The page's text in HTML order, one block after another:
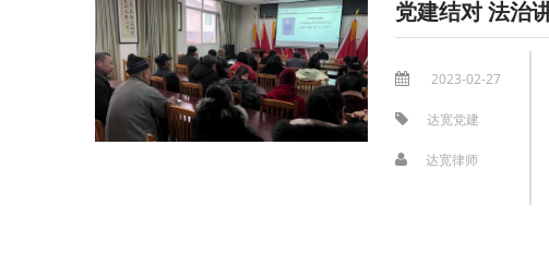
党建结对 法治
2023-02-27
达宽党建
达宽律师